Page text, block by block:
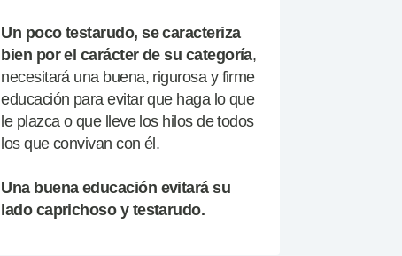
Un poco testarudo, se caracteriza
bien por el carácter de su categoría,
necesitará una buena, rigurosa y firme
educación para evitar que haga lo que
le plazca o que lleve los hilos de todos
los que convivan con él.
Una buena educación evitará su
lado caprichoso y testarudo.